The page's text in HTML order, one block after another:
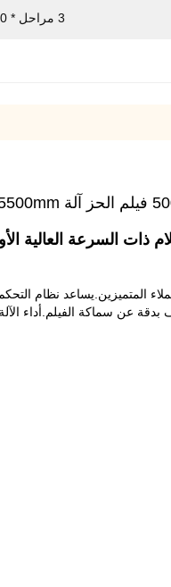
3 مراحل * 200 فولت * 60 هرتز
ذات السرعة العالية
المتميزين.يساعد نظام
بدقة عن سماكة الفيلم.أداء